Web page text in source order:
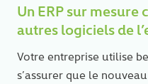
Un ERP sur
autres logiciels de
Votre entreprise utilise
s’assurer que le